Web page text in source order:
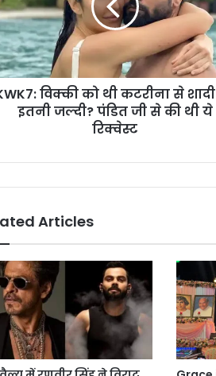
विक्की को थी कटरीना से
इतनी जल्दी? पंडित जी से की थी ये
रिक्वेस्ट
Articles